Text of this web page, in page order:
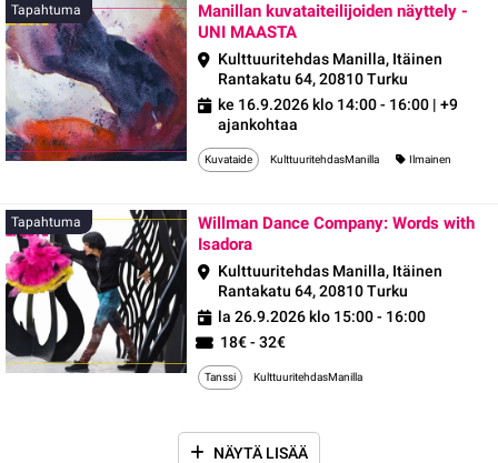
Tapahtuma
Manillan kuvataiteilijoiden näyttely -
UNI MAASTA
Kulttuuritehdas Manilla, Itäinen
Rantakatu 64, 20810 Turku
ke 16.9.2026 klo 14:00 - 16:00 | +9
ajankohtaa
Kuvataide KulttuuritehdasManilla Ilmainen
Tapahtuma
Willman Dance Company: Words with
Isadora
Kulttuuritehdas Manilla, Itäinen
Rantakatu 64, 20810 Turku
la 26.9.2026 klo 15:00 - 16:00
18€ - 32€
Tanssi KulttuuritehdasManilla
NÄYTÄ LISÄÄ